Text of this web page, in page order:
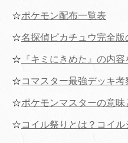
☆ポケモン配布一覧表
☆名探偵ピカチュウ完全
☆ 『キミにきめた』の内
☆コマスター最強デッキ
☆ポケモンマスターの意味
☆コイル祭りとは？コイ